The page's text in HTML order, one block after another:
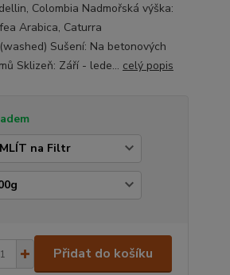
Colombia Nadmořská výška:
Arabica, Caturra
Sušení: Na betonových
Sklizeň: Září - lede... celý popis
Přidat do košíku